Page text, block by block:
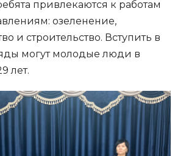
привлекаются к работам
озеленение,
и строительство. Вступить в
могут молодые люди в
лет.